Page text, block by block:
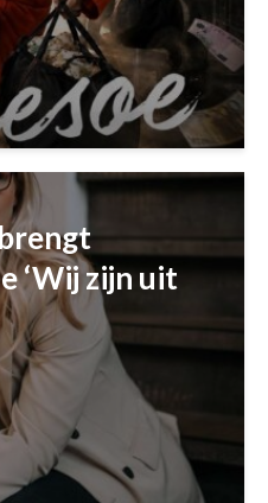
‘Wij zijn uit